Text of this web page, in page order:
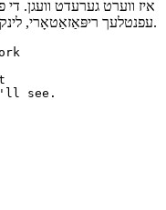
(res) => {